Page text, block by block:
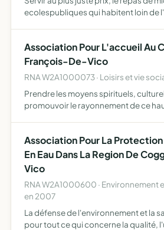
ecolespubliques qui habitent loin de
Association Pour L'accueil Au
François-De-Vico
RNA W2A1000073 · Loisirs et vie
Prendre les moyens spirituels,
promouvoir le rayonnement de ce
matérie…
Association Pour La
En Eau Dans La Region De
Vico
RNA W2A1000600 · Environnement
en 2007
La défense de l'environnement et la
pour tout ce qui concerne la qualité,